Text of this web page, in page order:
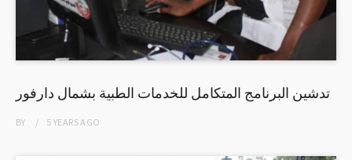
تدشين البرنامج المتكامل للخدمات الطبية بشمال دارفور
BY 5 YEARSAGO